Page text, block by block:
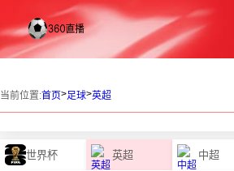
当前位置:首页>足球>英超
世界杯 英超 中超